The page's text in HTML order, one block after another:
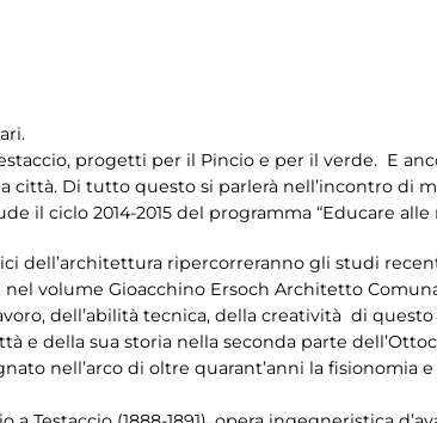
progetti per il Pincio e per il verde. E
Di tutto questo si parlerà nell’incontro di
il ciclo 2014-2015 del programma “Educare
dell’architettura ripercorreranno gli studi
nel volume Gioacchino Ersoch Architetto
dell’abilità tecnica, della creatività di
e della sua storia nella seconda parte
nell’arco di oltre quarant’anni la fisionomia e